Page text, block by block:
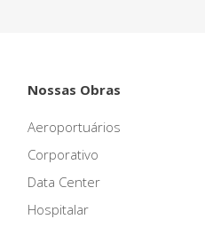
Nossas Obras
Aeroportuários
Corporativo
Data Center
Hospitalar